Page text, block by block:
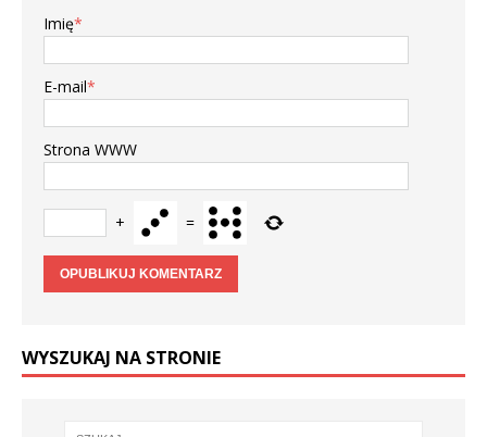
Imię*
E-mail*
Strona WWW
+ =
WYSZUKAJ NA STRONIE